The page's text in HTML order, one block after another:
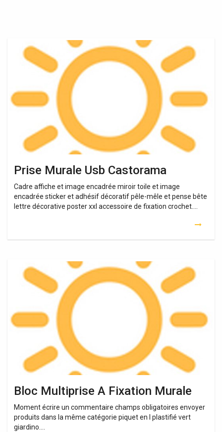
Prise Murale Usb Castorama
Cadre affiche et image encadrée miroir toile et image
encadrée sticker et adhésif décoratif pêle-mêle et pense bête
lettre décorative poster xxl accessoire de fixation crochet….
Murale
Castorama
Bloc Multiprise A Fixation Murale
Moment écrire un commentaire champs obligatoires envoyer
produits dans la même catégorie piquet en l plastifié vert
giardino….
Multiprise